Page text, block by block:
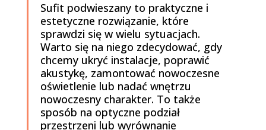
Sufit podwieszany to praktyczne i
estetyczne rozwiązanie, które
sprawdzi się w wielu sytuacjach.
Warto się na niego zdecydować, gdy
chcemy ukryć instalacje, poprawić
akustykę, zamontować nowoczesne
oświetlenie lub nadać wnętrzu
nowoczesny charakter. To także
sposób na optyczne podział
przestrzeni lub wyrównanie